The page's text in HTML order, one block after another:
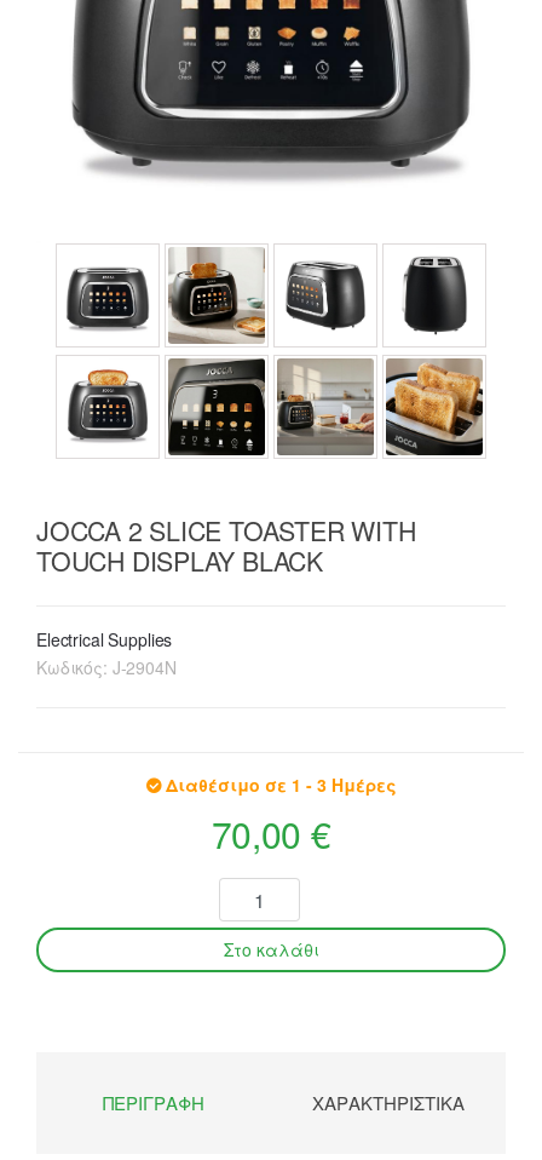
JOCCA 2 SLICE TOASTER WITH
TOUCH DISPLAY BLACK
Electrical Supplies
Κωδικός: J-2904N
Διαθέσιμο σε 1 - 3 Ημέρες
70,00 €
ΠΕΡΙΓΡΑΦΉ ΧΑΡΑΚΤΗΡΙΣΤΙΚΆ